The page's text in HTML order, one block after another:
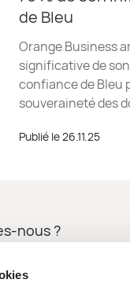
de Bleu
Orange Business
significative de
confiance de Bleu
souveraineté des
Publié le 26.11.25
nous ?